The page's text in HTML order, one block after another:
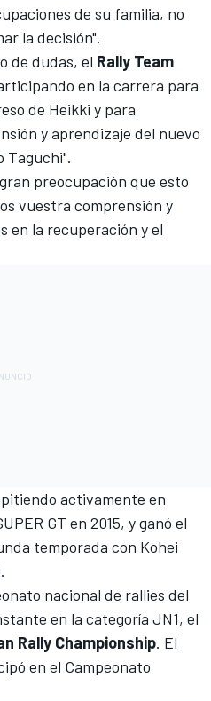
de su familia, no
la decisión".
de dudas, el Rally Team
en la carrera para
de Heikki y para
y aprendizaje del nuevo
Taguchi".
preocupación que esto
vuestra comprensión y
en la recuperación y el
activamente en
GT en 2015, y ganó el
temporada con Kohei
nacional de rallies del
en la categoría JN1, el
Rally Championship. El
en el Campeonato